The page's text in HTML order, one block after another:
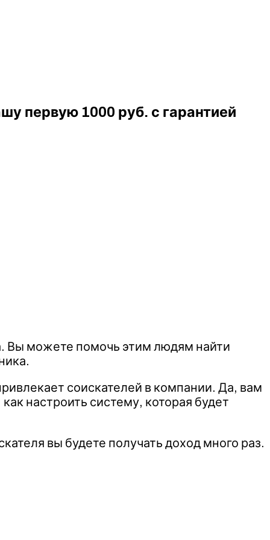
первую 1000 руб. с гарантией
Вы можете помочь этим людям найти
соискателей в компании. Да, вам
настроить систему, которая будет
вы будете получать доход много раз.